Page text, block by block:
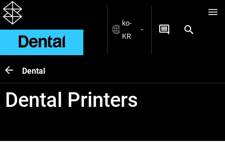
ko-
KR
Dental
Dental Printers